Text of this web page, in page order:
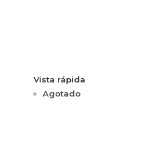
Vista rápida
Agotado